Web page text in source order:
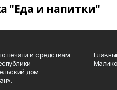
"Еда и напитки"
печати и средствам
дом